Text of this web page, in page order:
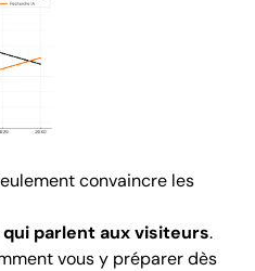
convaincre les
qui parlent aux visiteurs.
vous y préparer dès